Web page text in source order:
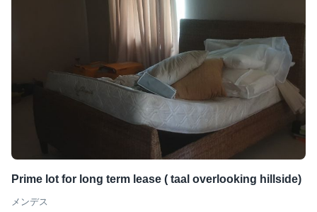
Prime lot for long term lease ( taal overlooking hillside)
メンデス